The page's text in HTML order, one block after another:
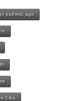
pathetic age
Elba